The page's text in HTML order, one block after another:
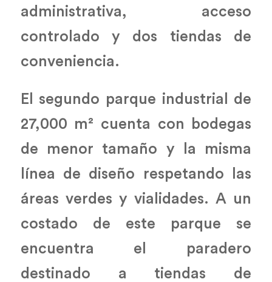
administrativa, acceso
controlado y dos tiendas de
conveniencia.
El segundo parque industrial de
27,000 m² cuenta con bodegas
de menor tamaño y la misma
línea de diseño respetando las
áreas verdes y vialidades. A un
costado de este parque se
encuentra el paradero
destinado a tiendas de